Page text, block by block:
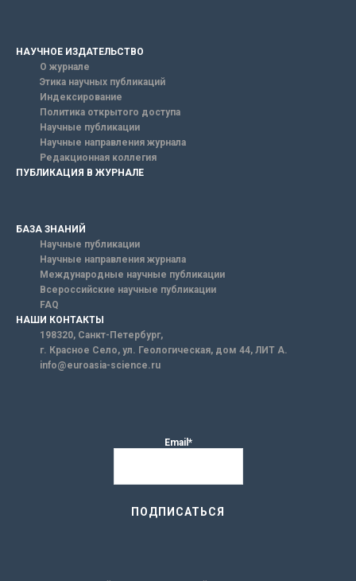
НАУЧНОЕ ИЗДАТЕЛЬСТВО
О журнале
Этика научных публикаций
Индексирование
Политика открытого доступа
Научные публикации
Научные направления журнала
Редакционная коллегия
ПУБЛИКАЦИЯ В ЖУРНАЛЕ
БАЗА ЗНАНИЙ
Научные публикации
Научные направления журнала
Международные научные публикации
Всероссийские научные публикации
FAQ
НАШИ КОНТАКТЫ
198320, Санкт-Петербург,
г. Красное Село, ул. Геологическая, дом 44, ЛИТ А.
info@euroasia-science.ru
Email*